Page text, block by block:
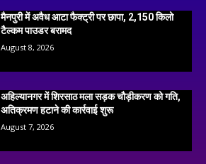
मैनपुरी में अवैध आटा फैक्ट्री पर छापा, 2,150 किलो
टैल्कम पाउडर बरामद
August 8, 2026
अहिल्यानगर में शिरसाठ मला सड़क चौड़ीकरण को गति,
अतिक्रमण हटाने की कार्रवाई शुरू
August 7, 2026